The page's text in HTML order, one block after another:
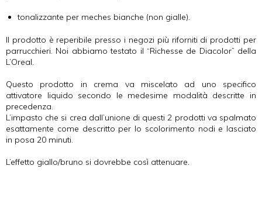
tonalizzante per meches bianche (non gialle).
Il prodotto è reperibile presso i negozi più riforniti di prodotti per
parrucchieri. Noi abbiamo testato il “Richesse de Diacolor” della
L’Oreal.
Questo prodotto in crema va miscelato ad uno specifico
attivatore liquido secondo le medesime modalità descritte in
precedenza.
L’impasto che si crea dall’unione di questi 2 prodotti va spalmato
esattamente come descritto per lo scolorimento nodi e lasciato
in posa 20 minuti.
L’effetto giallo/bruno si dovrebbe così attenuare.